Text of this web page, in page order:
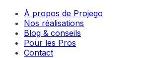
À propos de Projego
Nos réalisations
Blog & conseils
Pour les Pros
Contact